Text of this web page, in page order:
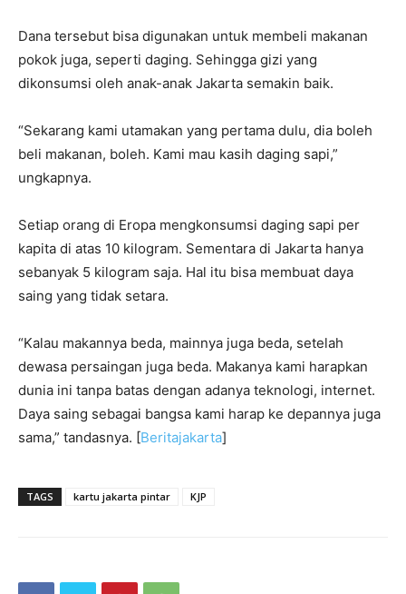
Dana tersebut bisa digunakan untuk membeli makanan
pokok juga, seperti daging. Sehingga gizi yang
dikonsumsi oleh anak-anak Jakarta semakin baik.
“Sekarang kami utamakan yang pertama dulu, dia boleh
beli makanan, boleh. Kami mau kasih daging sapi,”
ungkapnya.
Setiap orang di Eropa mengkonsumsi daging sapi per
kapita di atas 10 kilogram. Sementara di Jakarta hanya
sebanyak 5 kilogram saja. Hal itu bisa membuat daya
saing yang tidak setara.
“Kalau makannya beda, mainnya juga beda, setelah
dewasa persaingan juga beda. Makanya kami harapkan
dunia ini tanpa batas dengan adanya teknologi, internet.
Daya saing sebagai bangsa kami harap ke depannya juga
sama,” tandasnya. [Beritajakarta]
TAGS kartu jakarta pintar KJP